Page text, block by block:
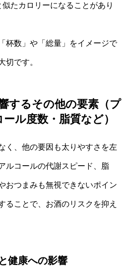
たカロリーになることがあり
杯数」や「総量」をイメージで
切です。
するその他の要素（プ
ル度数・脂質など）
く、他の要因も太りやすさを左
ルコールの代謝スピード、脂
おつまみも無視できないポイン
ることで、お酒のリスクを抑え
健康への影響